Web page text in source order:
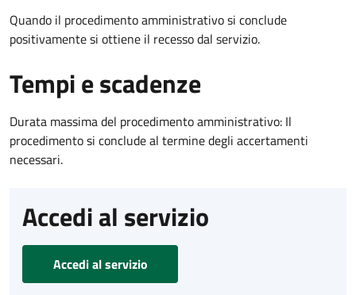
Quando il procedimento amministrativo si conclude
positivamente si ottiene il recesso dal servizio.
Tempi e scadenze
Durata massima del procedimento amministrativo: Il
procedimento si conclude al termine degli accertamenti
necessari.
Accedi al servizio
Accedi al servizio